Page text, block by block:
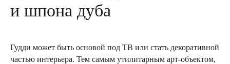
и шпона дуба
Гудди может быть основой под ТВ или стать декоративной
частью интерьера. Тем самым утилитарным арт-объектом,